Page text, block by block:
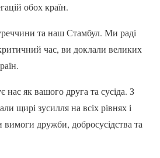
обох країн.
та наш Стамбул. Ми раді
час, ви доклали великих
нас як вашого друга та сусіда. З
щирі зусилля на всіх рівнях і
вимоги дружби, добросусідства та